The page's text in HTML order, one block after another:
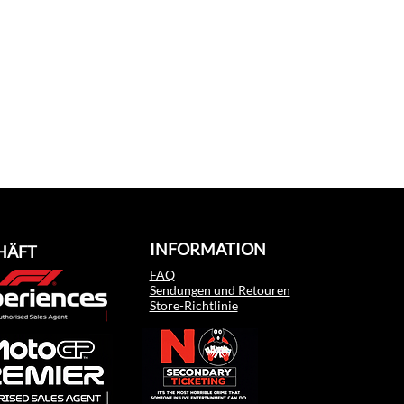
INFORMATION
FAQ
Sendungen und Retouren
Store-Richtlinie